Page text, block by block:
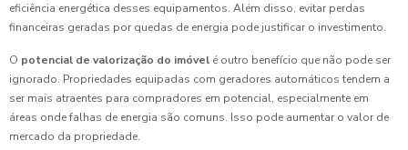
eficiência energética desses equipamentos. Além disso, evitar perdas
financeiras geradas por quedas de energia pode justificar o investimento.
O potencial de valorização do imóvel é outro benefício que não pode ser
ignorado. Propriedades equipadas com geradores automáticos tendem a
ser mais atraentes para compradores em potencial, especialmente em
áreas onde falhas de energia são comuns. Isso pode aumentar o valor de
mercado da propriedade.